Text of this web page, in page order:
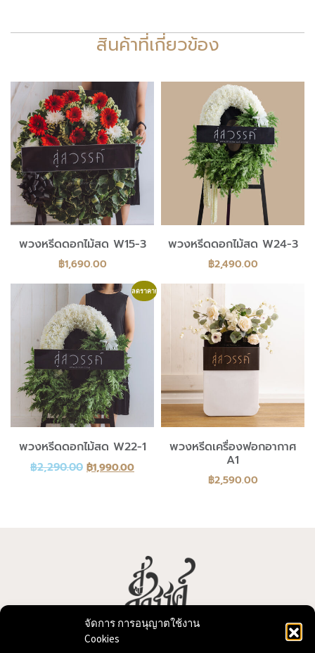
จัดการ การอนุญาตใช้งาน
Cookies
สินค้าที่เกี่ยวข้อง
พวงหรีดดอกไม้สด W15-3
฿1,690.00
พวงหรีดดอกไม้สด W24-3
฿2,490.00
ลดราคา!
พวงหรีดดอกไม้สด W22-1
฿2,290.00 ฿1,990.00
พวงหรีดเครื่องฟอกอากาศ
A1
฿2,590.00
บริการจัดทำพวงหรีด พวงหรีดดอกไม้สด พวงหรีดพัดลม